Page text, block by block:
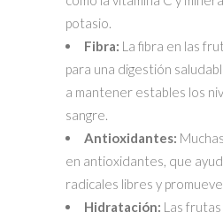
potasio.
Fibra: La fibra en las
para una digestión
a mantener estables los
sangre.
Antioxidantes:
en antioxidantes, que
radicales libres y
Hidratación: Las